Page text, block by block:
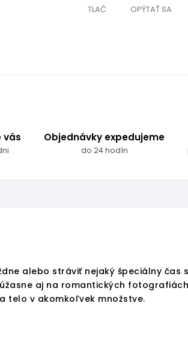
TLAČ OPÝTAŤ SA
vás Objednávky expedujeme
do 24 hodín
alebo stráviť nejaký špeciálny čas
aj na romantických
telo v akomkoľvek množstve.